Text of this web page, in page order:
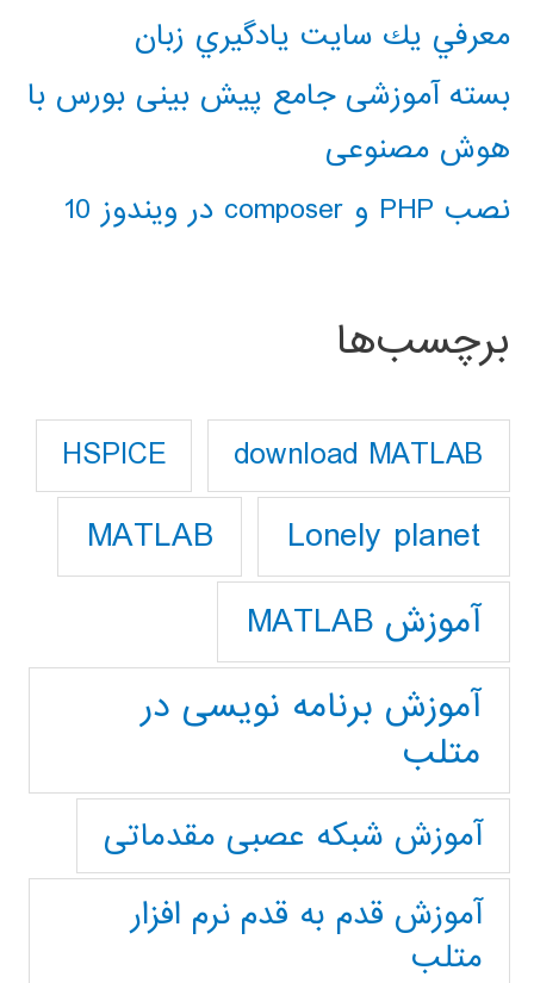
معرفي يك سايت يادگيري زبان
بسته آموزشی جامع پیش بینی بورس با
هوش مصنوعی
نصب PHP و composer در ویندوز 10
برچسب‌ها
download MATLAB
HSPICE
Lonely planet
MATLAB
آموزش MATLAB
آموزش برنامه نویسی در
متلب
آموزش شبکه عصبی مقدماتی
آموزش قدم به قدم نرم افزار
متلب